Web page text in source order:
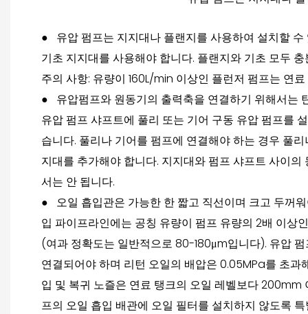
● 유압 펌프는 지지대나 플랜지를 사용하여 설치할 수
기초 지지대를 사용해야 합니다. 플랜지와 기초 모두
주의 사항: 유량이 160L/min 이상인 플런저 펌프는 연
●
유압펌프와 원동기의 출력축을 연결하기 위해서는
유압 펌프 샤프트에 풀리 또는 기어 구동 유압 펌프를
습니다. 풀리나 기어를 펌프에 연결해야 하는 경우 풀
지대를 추가해야 합니다. 지지대와 펌프 샤프트 사이
서는 안 됩니다.
●
오일 흡입관은 가능한 한 짧고 직선이며 크고 두꺼
입 파이프라인에는 공칭 유량이 펌프 유량의 2배 이상
(여과 정확도는 일반적으로 80-180μm입니다). 유압
연결되어야 하며 리턴 오일의 배압은 0.05MPa를 초과
입 및 복귀 노즐은 연료 탱크의 오일 레벨보다 200mm
프의 오일 흡입 배관에 오일 필터를 설치하지 않도록